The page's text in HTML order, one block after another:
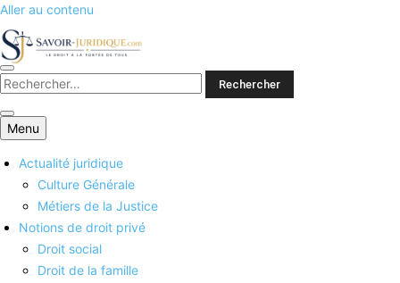
Aller au contenu
Savoirs juridiques
Menu
Actualité juridique
Culture Générale
Métiers de la Justice
Notions de droit privé
Droit social
Droit de la famille